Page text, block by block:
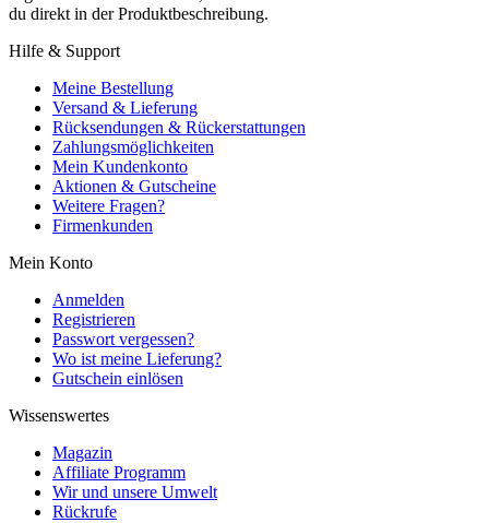
du direkt in der Produktbeschreibung.
Hilfe & Support
Meine Bestellung
Versand & Lieferung
Rücksendungen & Rückerstattungen
Zahlungsmöglichkeiten
Mein Kundenkonto
Aktionen & Gutscheine
Weitere Fragen?
Firmenkunden
Mein Konto
Anmelden
Registrieren
Passwort vergessen?
Wo ist meine Lieferung?
Gutschein einlösen
Wissenswertes
Magazin
Affiliate Programm
Wir und unsere Umwelt
Rückrufe